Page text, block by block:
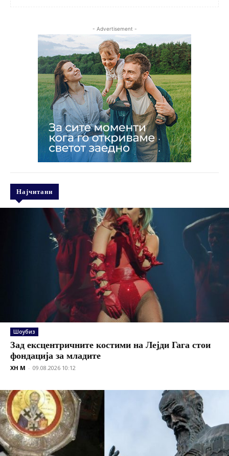
- Advertisement -
Најчитани
Шоубиз
Зад ексцентричните костими на Лејди Гага стои
фондација за младите
XH M - 09.08.2026 10:12